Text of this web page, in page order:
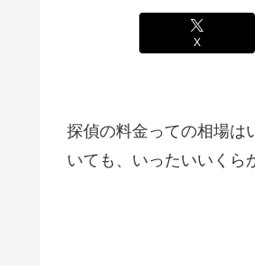
X
探偵の料金っての相場は
いても、いったいいくら